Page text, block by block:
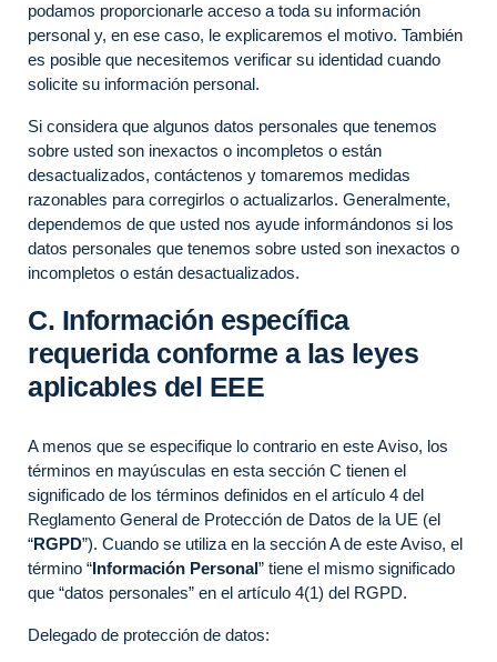
podamos proporcionarle acceso a toda su información
personal y, en ese caso, le explicaremos el motivo. También
es posible que necesitemos verificar su identidad cuando
solicite su información personal.
Si considera que algunos datos personales que tenemos
sobre usted son inexactos o incompletos o están
desactualizados, contáctenos y tomaremos medidas
razonables para corregirlos o actualizarlos. Generalmente,
dependemos de que usted nos ayude informándonos si los
datos personales que tenemos sobre usted son inexactos o
incompletos o están desactualizados.
C. Información específica
requerida conforme a las leyes
aplicables del EEE
A menos que se especifique lo contrario en este Aviso, los
términos en mayúsculas en esta sección C tienen el
significado de los términos definidos en el artículo 4 del
Reglamento General de Protección de Datos de la UE (el
“RGPD”). Cuando se utiliza en la sección A de este Aviso, el
término “Información Personal” tiene el mismo significado
que “datos personales” en el artículo 4(1) del RGPD.
Delegado de protección de datos: